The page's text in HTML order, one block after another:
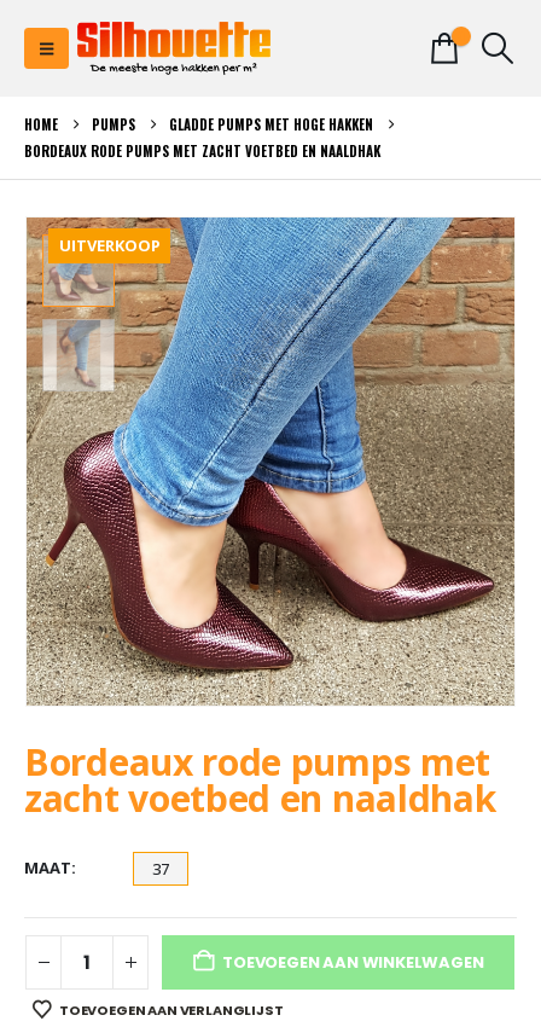
HOME PUMPS
GLADDE PUMPS MET HOGE HAKKEN
BORDEAUX RODE PUMPS MET ZACHT VOETBED EN NAALDHAK
UITVERKOOP
Bordeaux rode pumps met
zacht voetbed en naaldhak
MAAT 37
TOEVOEGEN AAN WINKELWAGEN
TOEVOEGEN AAN VERLANGLIJST